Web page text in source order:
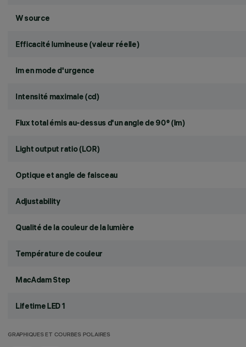
W source
Efficacité lumineuse (valeur réelle)
lm en mode d'urgence
Intensité maximale (cd)
Flux total émis au-dessus d'un angle de 90° (lm)
Light output ratio (LOR)
Optique et angle de faisceau
Adjustability
Qualité de la couleur de la lumière
Température de couleur
MacAdam Step
Lifetime LED 1
GRAPHIQUES ET COURBES POLAIRES